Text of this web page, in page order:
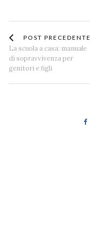
POST PRECEDENTE
La scuola a casa: manuale
di sopravvivenza per
genitori e figli